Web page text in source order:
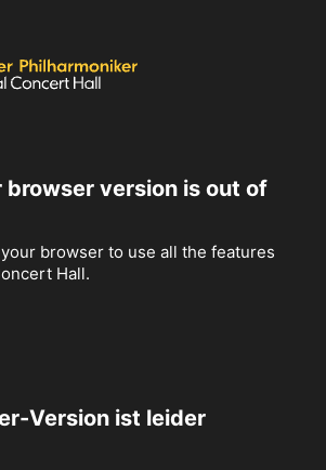
browser version is out of
browser to use all the features
Hall.
Version ist leider